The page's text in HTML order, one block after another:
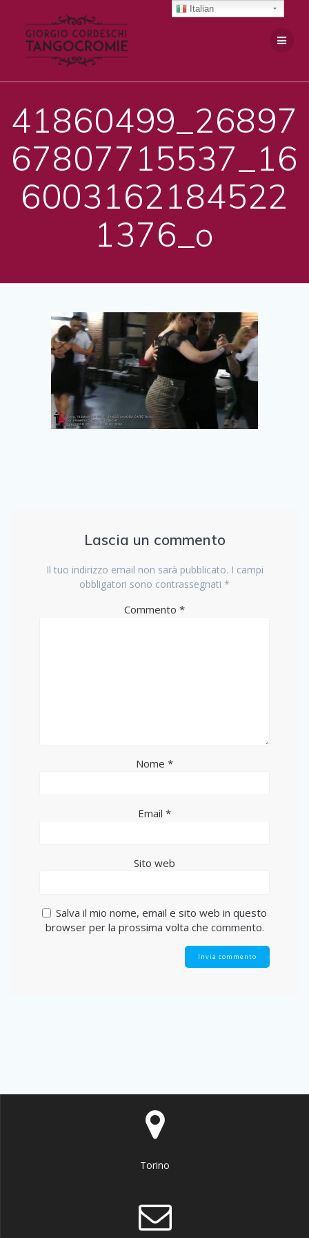
41860499_26897
67807715537_16
6003162184522
1376_o
Lascia un commento
Il tuo indirizzo email non sarà pubblicato. I campi
obbligatori sono contrassegnati *
Commento *
Nome *
Email *
Sito web
Salva il mio nome, email e sito web in questo
browser per la prossima volta che commento.
Torino
Italian